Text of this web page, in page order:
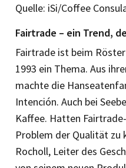
Quelle: iSi/Coffee
Fairtrade – ein Trend,
Fairtrade ist beim
1993 ein Thema. Aus
machte die
Intención. Auch bei
Kaffee. Hatten
Problem der Qualität zu
Rocholl, Leiter des